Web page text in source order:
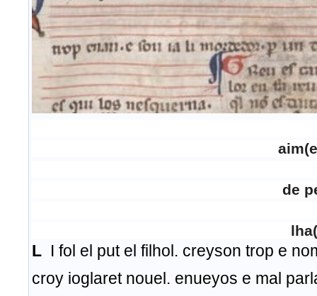
de
L I fol el put el filhol. creyson trop e
croy ioglaret nouel. enueyos e mal